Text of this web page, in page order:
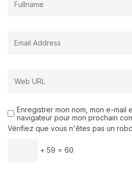
Enregistrer mon nom, mon e-mail
navigateur pour mon prochain
Vérifiez que vous n'êtes pas un
+ 59 = 60